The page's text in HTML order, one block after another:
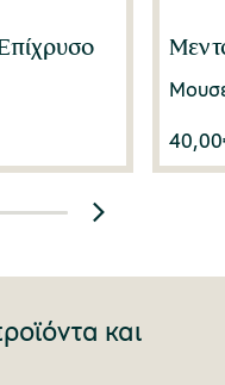
40,00
και